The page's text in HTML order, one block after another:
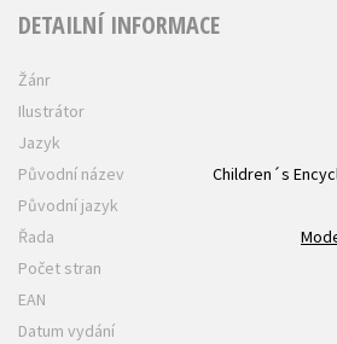
DETAILNÍ INFORMACE
Žánr
Ilustrátor
Jazyk
Původní název
Children´s
Původní jazyk
Řada
Počet stran
EAN
Datum vydání